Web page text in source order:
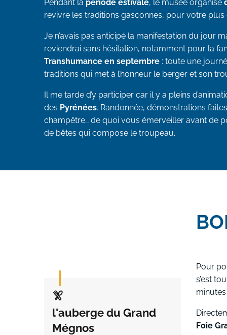
Pendant la période estivale, le musée organise
revivre les traditions gasconnes, pour votre plus
Je n’avais pas anticipé la manifestation du jour
reviendrai sans hésitation, notamment pour la
Transhumance en septembre : toute une
traditions qui met à l’honneur le berger et son
Il me tarde d’y participer car il y a pleins
des Pyrénées. Randonnée, démonstrations
champêtre… de quoi vous émerveiller avant de
de bêtes qui compose le troupeau.
l'auberge du Grand
Mégnos
Pour
s’est
Foie